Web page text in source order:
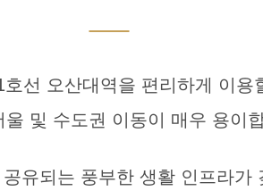
선 오산대역을 편리하게 이용
울 및 수도권 이동이 매우 용이
유되는 풍부한 생활 인프라가